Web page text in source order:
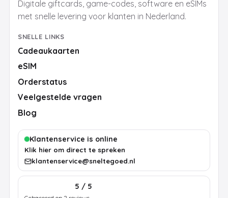
Digitale giftcards, game-codes, software en eSIMs
met snelle levering voor klanten in Nederland.
SNELLE LINKS
Cadeaukaarten
eSIM
Orderstatus
Veelgestelde vragen
Blog
Klantenservice is online
Klik hier om direct te spreken
klantenservice@sneltegoed.nl
5 / 5